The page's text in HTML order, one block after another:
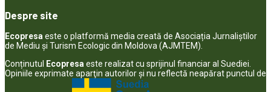
Despre site
Ecopresa este o platformă media creată de Asociația Jurnaliștilor
de Mediu și Turism Ecologic din Moldova (AJMTEM).
Conținutul Ecopresa este realizat cu sprijinul financiar al Suediei.
Opiniile exprimate aparţin autorilor şi nu reflectă neapărat punctul de